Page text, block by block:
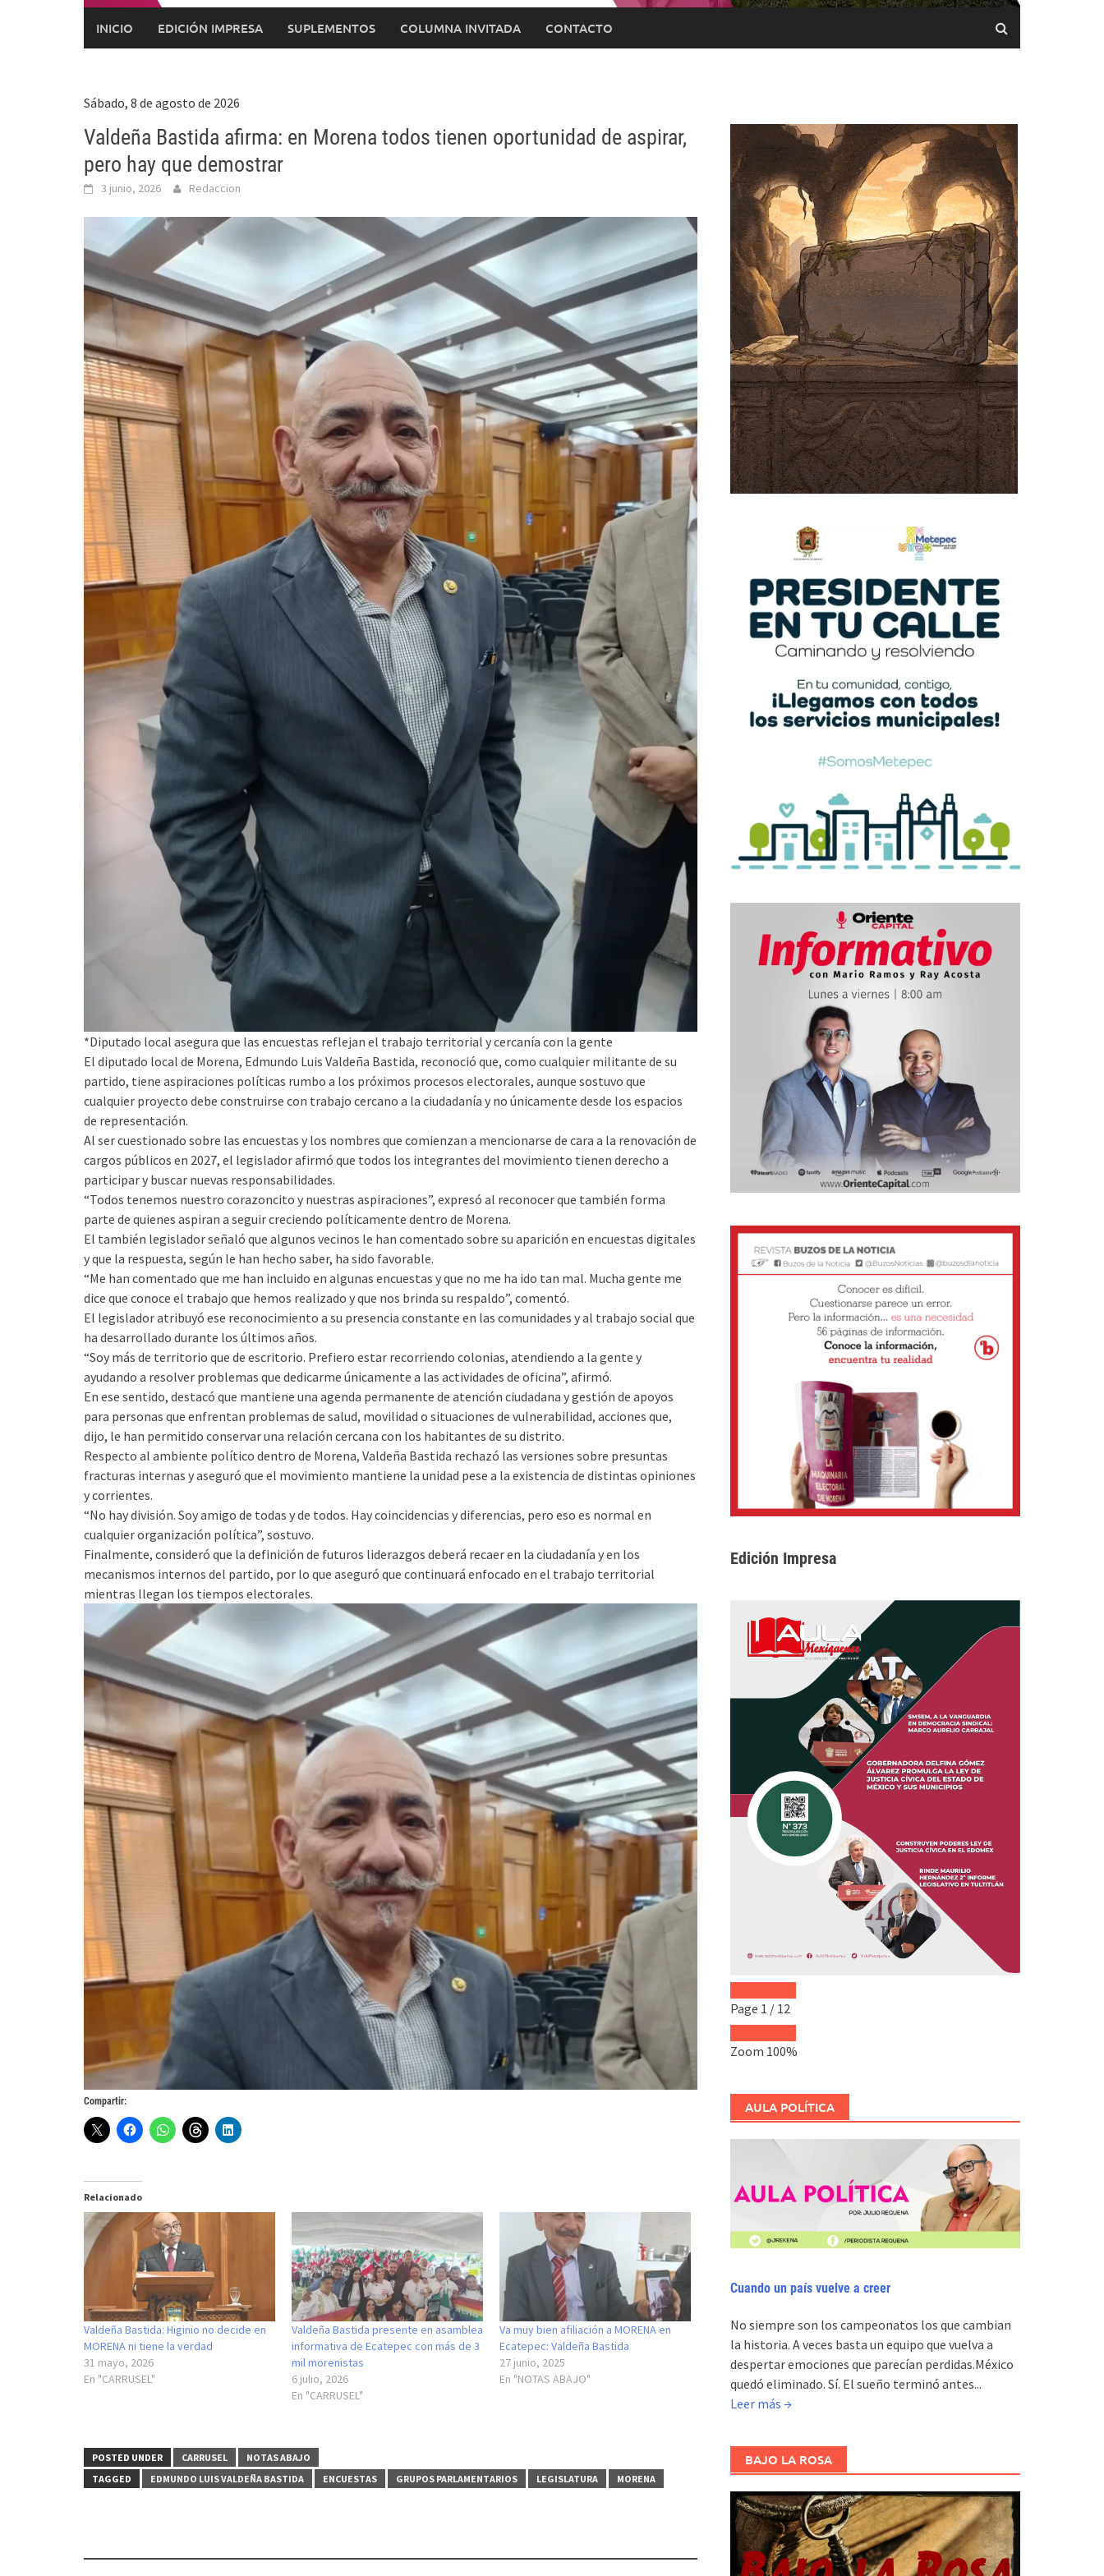
INICIO EDICIÓN IMPRESA SUPLEMENTOS COLUMNA INVITADA CONTACTO
Sábado, 8 de agosto de 2026
Valdeña Bastida afirma: en Morena todos tienen oportunidad de aspirar,
pero hay que demostrar
3 junio, 2026 Redaccion
*Diputado local asegura que las encuestas reflejan el trabajo territorial y cercanía con la gente
El diputado local de Morena, Edmundo Luis Valdeña Bastida, reconoció que, como cualquier militante de su
partido, tiene aspiraciones políticas rumbo a los próximos procesos electorales, aunque sostuvo que
cualquier proyecto debe construirse con trabajo cercano a la ciudadanía y no únicamente desde los espacios
de representación.
Al ser cuestionado sobre las encuestas y los nombres que comienzan a mencionarse de cara a la renovación de
cargos públicos en 2027, el legislador afirmó que todos los integrantes del movimiento tienen derecho a
participar y buscar nuevas responsabilidades.
“Todos tenemos nuestro corazoncito y nuestras aspiraciones”, expresó al reconocer que también forma
parte de quienes aspiran a seguir creciendo políticamente dentro de Morena.
El también legislador señaló que algunos vecinos le han comentado sobre su aparición en encuestas digitales
y que la respuesta, según le han hecho saber, ha sido favorable.
“Me han comentado que me han incluido en algunas encuestas y que no me ha ido tan mal. Mucha gente me
dice que conoce el trabajo que hemos realizado y que nos brinda su respaldo”, comentó.
El legislador atribuyó ese reconocimiento a su presencia constante en las comunidades y al trabajo social que
ha desarrollado durante los últimos años.
“Soy más de territorio que de escritorio. Prefiero estar recorriendo colonias, atendiendo a la gente y
ayudando a resolver problemas que dedicarme únicamente a las actividades de oficina”, afirmó.
En ese sentido, destacó que mantiene una agenda permanente de atención ciudadana y gestión de apoyos
para personas que enfrentan problemas de salud, movilidad o situaciones de vulnerabilidad, acciones que,
dijo, le han permitido conservar una relación cercana con los habitantes de su distrito.
Respecto al ambiente político dentro de Morena, Valdeña Bastida rechazó las versiones sobre presuntas
fracturas internas y aseguró que el movimiento mantiene la unidad pese a la existencia de distintas opiniones
y corrientes.
“No hay división. Soy amigo de todas y de todos. Hay coincidencias y diferencias, pero eso es normal en
cualquier organización política”, sostuvo.
Finalmente, consideró que la definición de futuros liderazgos deberá recaer en la ciudadanía y en los
mecanismos internos del partido, por lo que aseguró que continuará enfocado en el trabajo territorial
mientras llegan los tiempos electorales.
Compartir:
Relacionado
Valdeña Bastida: Higinio no decide en
MORENA ni tiene la verdad
31 mayo, 2026
En "CARRUSEL"
Valdeña Bastida presente en asamblea
informativa de Ecatepec con más de 3
mil morenistas
6 julio, 2026
En "CARRUSEL"
Va muy bien afiliación a MORENA en
Ecatepec: Valdeña Bastida
27 junio, 2025
En "NOTAS ABAJO"
POSTED UNDER CARRUSEL
NOTAS ABAJO
TAGGED
EDMUNDO LUIS VALDEÑA BASTIDA ENCUESTAS GRUPOS PARLAMENTARIOS LEGISLATURA MORENA
Edición Impresa
Page 1 / 12
Zoom 100%
AULA POLÍTICA
Cuando un país vuelve a creer
No siempre son los campeonatos los que cambian
la historia. A veces basta un equipo que vuelva a
despertar emociones que parecían perdidas.México
quedó eliminado. Sí. El sueño terminó antes...
Leer más →
BAJO LA ROSA